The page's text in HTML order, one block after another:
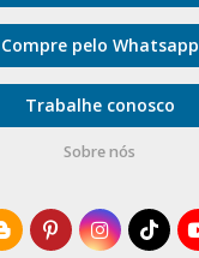
Compre pelo Whatsapp
Trabalhe conosco
Sobre nós